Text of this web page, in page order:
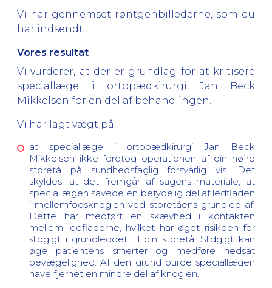
Vi har gennemset røntgenbillederne, som du
har indsendt.
Vores resultat
Vi vurderer, at der er grundlag for at kritisere
speciallæge i ortopædkirurgi Jan Beck
Mikkelsen for en del af behandlingen.
Vi har lagt vægt på:
at speciallæge i ortopædkirurgi Jan Beck
Mikkelsen ikke foretog operationen af din højre
storetå på sundhedsfaglig forsvarlig vis. Det
skyldes, at det fremgår af sagens materiale, at
speciallægen savede en betydelig del af ledfladen
i mellemfodsknoglen ved storetåens grundled af.
Dette har medført en skævhed i kontakten
mellem ledfladerne, hvilket har øget risikoen for
slidgigt i grundleddet til din storetå. Slidgigt kan
øge patientens smerter og medføre nedsat
bevægelighed. Af den grund burde speciallægen
have fjernet en mindre del af knoglen.